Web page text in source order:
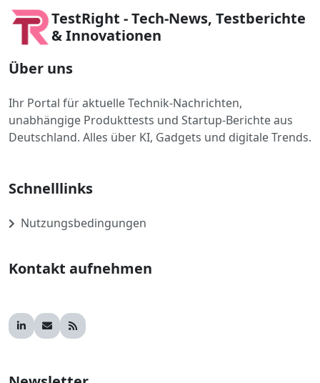
TestRight - Tech-News, Testberichte
& Innovationen
Über uns
Ihr Portal für aktuelle Technik-Nachrichten,
unabhängige Produkttests und Startup-Berichte aus
Deutschland. Alles über KI, Gadgets und digitale Trends.
Schnelllinks
Nutzungsbedingungen
Kontakt aufnehmen